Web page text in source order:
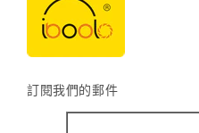
訂閱我們的郵件